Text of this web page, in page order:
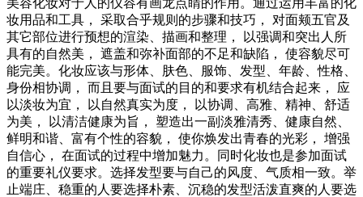
妆用品和工具， 采取合乎规则的步骤和技巧， 对面颊五官及
其它部位进行预想的渲染、描画和整理， 以强调和突出人所
具有的自然美， 遮盖和弥补面部的不足和缺陷， 使容貌尽可
能完美。化妆应该与形体、肤色、服饰、发型、年龄、性格、
身份相协调， 而且要与面试的目的和要求有机结合起来， 应
以淡妆为宜， 以自然真实为度， 以协调、高雅、精神、舒适
为美， 以清洁健康为旨， 塑造出一副淡雅清秀、健康自然、
鲜明和谐、富有个性的容貌， 使你焕发出青春的光彩， 增强
自信心， 在面试的过程中增加魅力。同时化妆也是参加面试
的重要礼仪要求。选择发型要与自己的风度、气质相一致。举
止端庄、稳重的人要选择朴素、沉稳的发型活泼直爽的人要选